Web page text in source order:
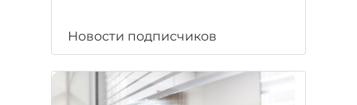
Новости подписчиков